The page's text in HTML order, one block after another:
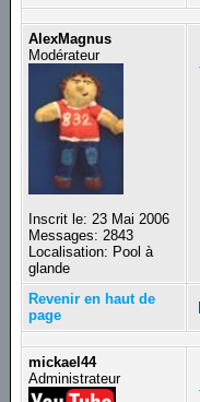
AlexMagnus
Modérateur
Inscrit le: 23 Mai 2006
Messages: 2843
Localisation: Pool à
glande
Revenir en haut de
page
mickael44
Administrateur